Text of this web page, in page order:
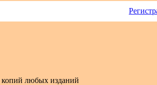
копий любых изданий